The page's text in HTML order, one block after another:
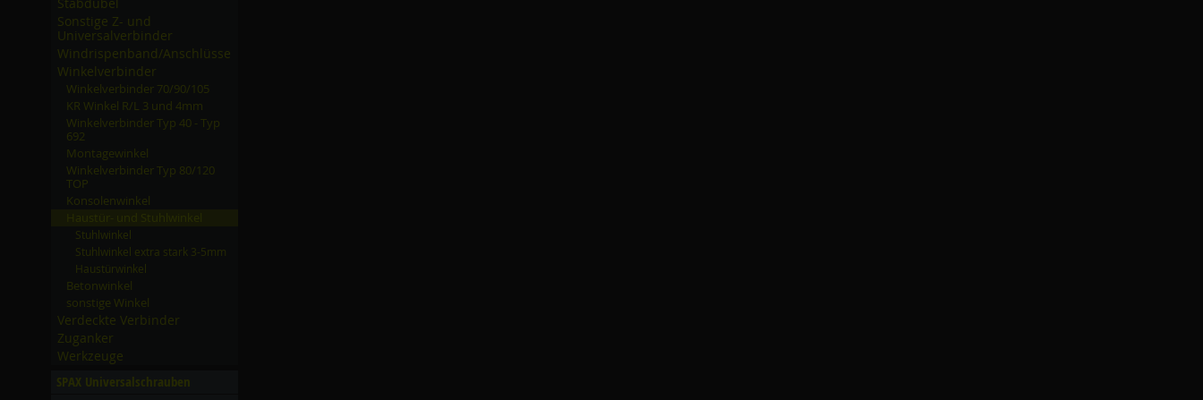
Sonstige Z- und
Universalverbinder
Windrispenband/­Anschlüsse
Winkelverbinder
Winkelverbinder 70/­90/­105
KR Winkel R/­L 3 und 4mm
Winkelverbinder Typ 40 - Typ
692
Montagewinkel
Winkelverbinder Typ 80/­120
TOP
Konsolenwinkel
Stuhlwinkel
Stuhlwinkel extra stark 3-5mm
Haustürwinkel
Betonwinkel
sonstige Winkel
Verdeckte Verbinder
Zuganker
Werkzeuge
SPAX Universalschrauben